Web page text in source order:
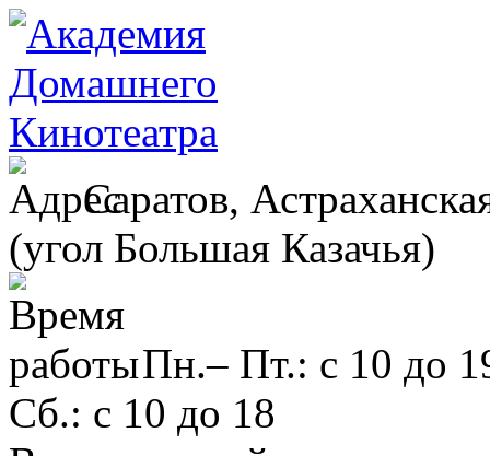
Саратов,
(угол Большая Казачья)
Пн.– Пт.: с 10 до
Сб.: с 10 до 18